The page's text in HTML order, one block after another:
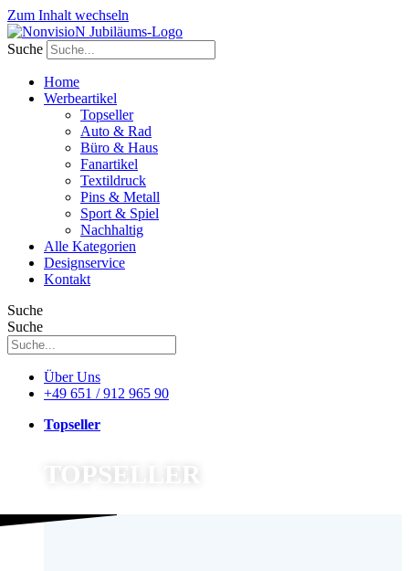
Zum Inhalt wechseln
Suche
Home
Werbeartikel
Topseller
Auto & Rad
Büro & Haus
Fanartikel
Textildruck
Pins & Metall
Sport & Spiel
Nachhaltig
Alle Kategorien
Designservice
Kontakt
Suche
Suche
Über Uns
+49 651 / 912 965 90
Topseller
TOPSELLER